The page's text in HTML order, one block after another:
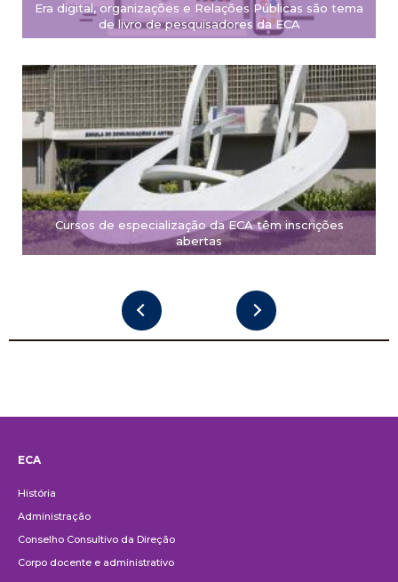
Era digital, organizações e Relações Públicas são tema
de livro de pesquisadores da ECA
Cursos de especialização da ECA têm inscrições
abertas
ECA
História
Administração
Conselho Consultivo da Direção
Corpo docente e administrativo